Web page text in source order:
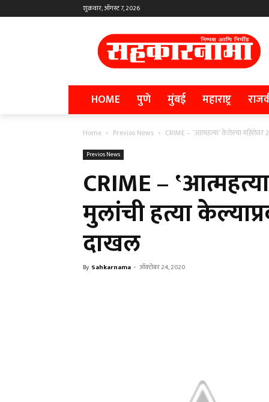
शुक्रवार, ऑगस्ट 7, 2026
HOME पुणे मुंबई महाराष्ट्र
Home Previos News CRIME – ‛आत्महत्या’ केलेल्या महिलेवर
Previos News
CRIME –
मुलांची हत्या
दाखल
By Sahkarnama - ऑक्टोबर 24, 2020